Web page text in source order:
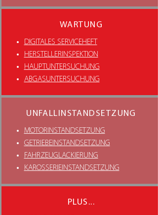
WARTUNG
DIGITALES SERVICEHEFT
HERSTELLERINSPEKTION
HAUPTUNTERSUCHUNG
ABGASUNTERSUCHUNG
UNFALLINSTANDSETZUNG
MOTORINSTANDSETZUNG
GETRIEBEINSTANDSETZUNG
FAHRZEUGLACKIERUNG
KAROSSERIEINSTANDSETZUNG
PLUS...